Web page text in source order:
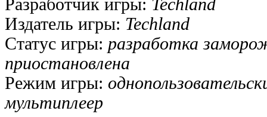
Разработчик игры: Techland
Издатель игры: Techland
Статус игры: разработка
приостановлена
Режим игры:
мультиплеер